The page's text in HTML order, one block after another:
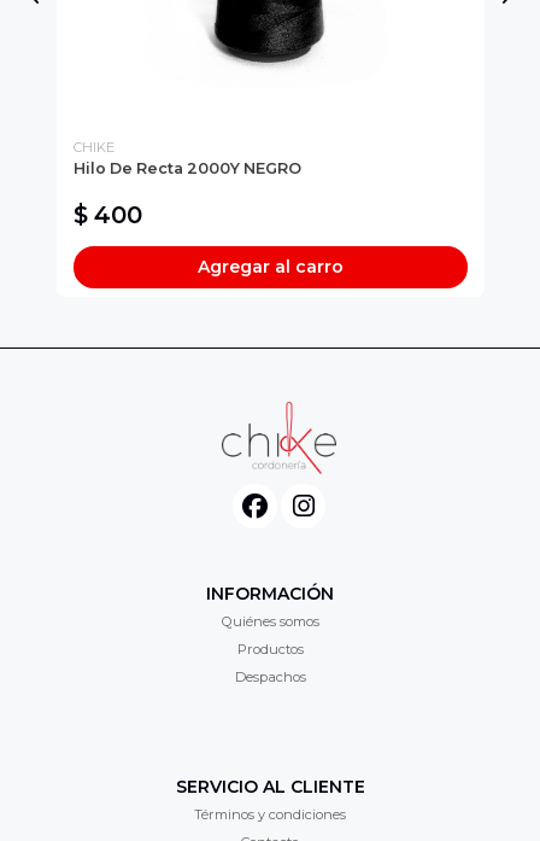
CHIKE
Hilo De Recta 2000Y NEGRO
$ 400
Agregar al carro
INFORMACIÓN
Quiénes somos
Productos
Despachos
SERVICIO AL CLIENTE
Términos y condiciones